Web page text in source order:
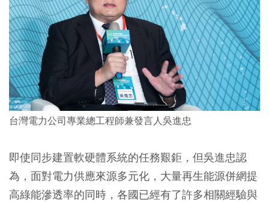
台灣電力公司專業總工程師兼發言人吳進忠
即使同步建置軟硬體系統的任務艱鉅，但吳進忠認
為，面對電力供應來源多元化，大量再生能源併網提
高綠能滲透率的同時，各國已經有了許多相關經驗與